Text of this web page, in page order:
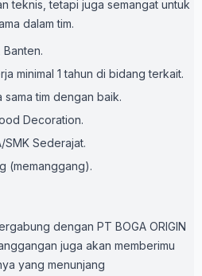
teknis, tetapi juga semangat untuk
dalam tim.
minimal 1 tahun di bidang terkait.
tim dengan baik.
Decoration.
SMK Sederajat.
(memanggang).
dengan PT BOGA ORIGIN
juga akan memberimu
yang menunjang